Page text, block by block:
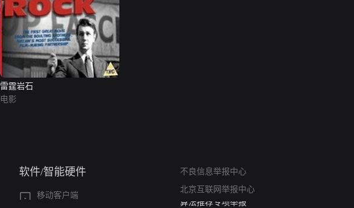
雷霆岩石
电影
软件/智能硬件
移动客户端
不良信息举报中心
北京互联网举报中心
算法推荐专项举报